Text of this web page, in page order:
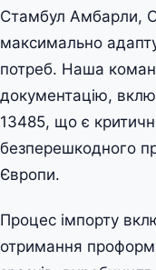
Стамбул Амбарли,
максимально
потреб. Наша
документацію,
13485, що є
безперешкодного
Європи.
Процес імпорту
отримання